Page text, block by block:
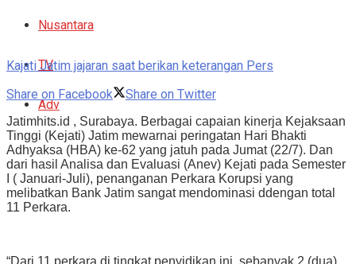
Nusantara
TV
Adv
Kajati Jatim jajaran saat berikan keterangan Pers
Share on Facebook
Share on Twitter
Jatimhits.id , Surabaya. Berbagai capaian kinerja Kejaksaan
Tinggi (Kejati) Jatim mewarnai peringatan Hari Bhakti
Adhyaksa (HBA) ke-62 yang jatuh pada Jumat (22/7). Dan
dari hasil Analisa dan Evaluasi (Anev) Kejati pada Semester
I ( Januari-Juli), penanganan Perkara Korupsi yang
melibatkan Bank Jatim sangat mendominasi ddengan total
11 Perkara.